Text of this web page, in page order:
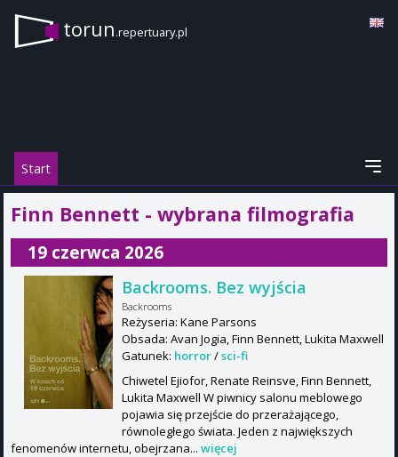
torun.repertuary.pl
Start
Finn Bennett - wybrana filmografia
19 czerwca 2026
Backrooms. Bez wyjścia
Backrooms
Reżyseria: Kane Parsons
Obsada: Avan Jogia, Finn Bennett, Lukita Maxwell
Gatunek: horror/sci-fi
Chiwetel Ejiofor, Renate Reinsve, Finn Bennett,
Lukita Maxwell W piwnicy salonu meblowego
pojawia się przejście do przerażającego,
równoległego świata. Jeden z największych
fenomenów internetu, obejrzana... więcej